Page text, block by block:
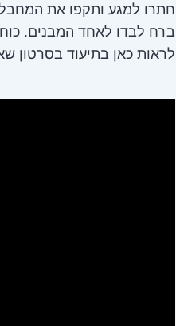
חתרו למגע ותקפו את
ברח לבדו לאחד המבנים.
לראות כאן בתיעוד בסרטון